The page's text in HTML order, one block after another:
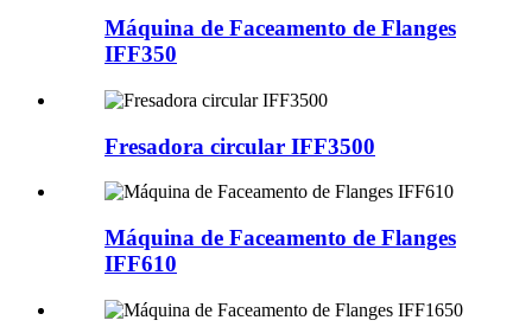
Máquina de Faceamento de Flanges
IFF350
Fresadora circular IFF3500
Máquina de Faceamento de Flanges
IFF610